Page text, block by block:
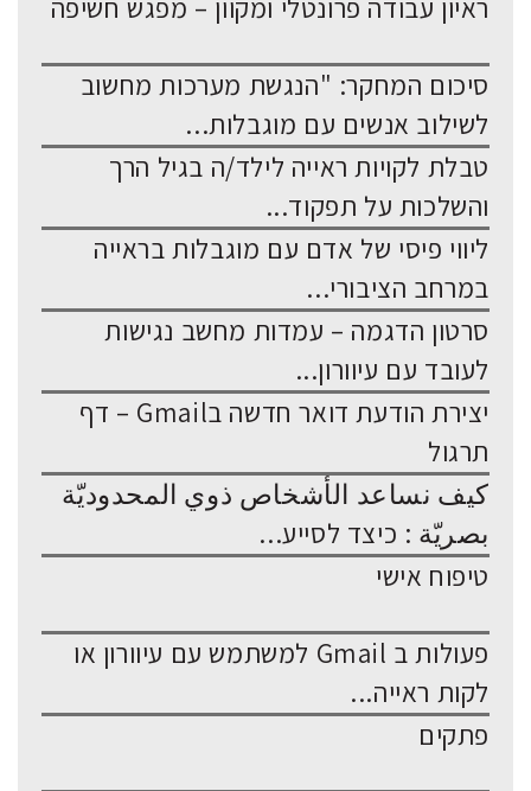
ראיון עבודה פרונטלי ומקוון – מפגש חשיפה
סיכום המחקר: "הנגשת מערכות מחשוב
לשילוב אנשים עם מוגבלות...
טבלת לקויות ראייה לילד/ה בגיל הרך
והשלכות על תפקוד...
ליווי פיסי של אדם עם מוגבלות בראייה
במרחב הציבורי...
סרטון הדגמה – עמדות מחשב נגישות
לעובד עם עיוורון...
יצירת הודעת דואר חדשה בGmail – דף
תרגול
كيف نساعد الأشخاص ذوي المحدوديّة
بصريّة : כיצד לסייע...
טיפוח אישי
פעולות ב Gmail למשתמש עם עיוורון או
לקות ראייה...
פתקים